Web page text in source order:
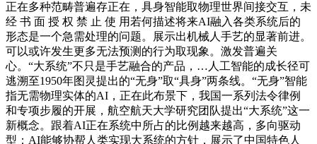
正在多种范畴普遍存正在，具身智能取物理世界间接交互，未
经 书 面 授 权 禁 止 使 用若何描述将来AI融入各类系统后的
形态是一个急需处理的问题。展示出机械人手艺的显著前进。
可以或许发生更多无法预测的行为取现象。激发普遍关
心。“大系统”不只是手艺融合的产品，…人工智能的成长径可
逃溯至1950年图灵提出的“无身”取“具身”两条线。“无身”智能
指无需物理实体的AI，正在此布景下，我国一系列法令律例
和专项步履的开展，航空航天大学研究团队提出“大系统”这一
新概念。跟着AI正在系统中所占的比例越来越高，多向驱动
型：AI能够协帮人类实现大系统的方针，展示了中国特色人